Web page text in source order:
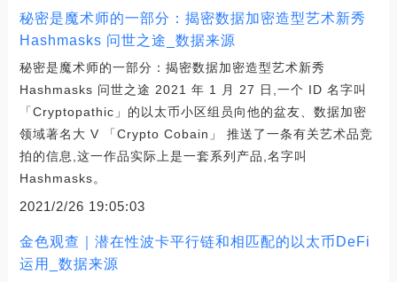
秘密是魔术师的一部分：揭密数据加密造型艺术新秀
Hashmasks 问世之途_数据来源
秘密是魔术师的一部分：揭密数据加密造型艺术新秀
Hashmasks 问世之途 2021 年 1 月 27 日,一个 ID 名字叫
「Cryptopathic」的以太币小区组员向他的盆友、数据加密
领域著名大 V 「Crypto Cobain」 推送了一条有关艺术品竞
拍的信息,这一作品实际上是一套系列产品,名字叫
Hashmasks。
2021/2/26 19:05:03
金色观查｜潜在性波卡平行链和相匹配的以太币DeFi
运用_数据来源